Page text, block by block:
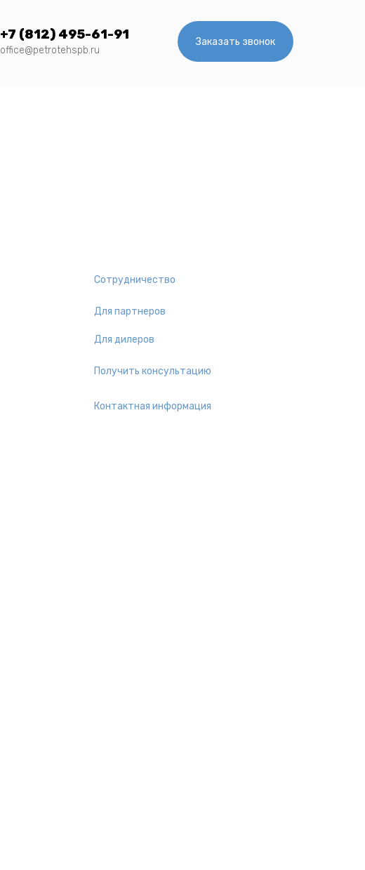
+7 (812) 495-61-91
office@petrotehspb.ru
Заказать звонок
Сотрудничество
Для партнеров
Для дилеров
Получить консультацию
Контактная информация